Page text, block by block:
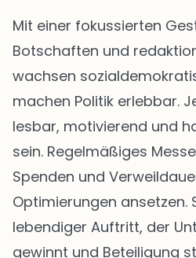
Mit einer fokussierten
Botschaften und
wachsen
machen Politik erlebbar.
lesbar, motivierend und
sein. Regelmäßiges
Spenden und
Optimierungen ansetzen.
lebendiger Auftritt, der
gewinnt und Beteiligung